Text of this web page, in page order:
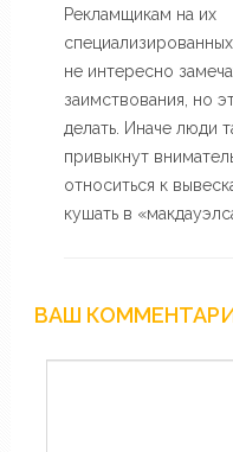
Рекламщикам на их
не интересно
заимствования, но
делать. Иначе люди
привыкнут
относиться к
кушать в
ВАШ